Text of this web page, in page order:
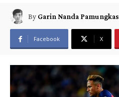
By Garin Nanda Pamungkas
Facebook X